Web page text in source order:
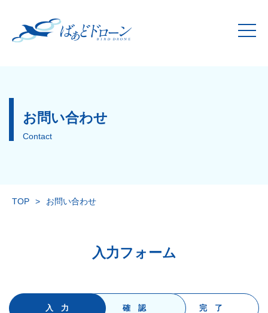
お問い合わせ
Contact
TOP > お問い合わせ
入力フォーム
入 力 確 認 完 了